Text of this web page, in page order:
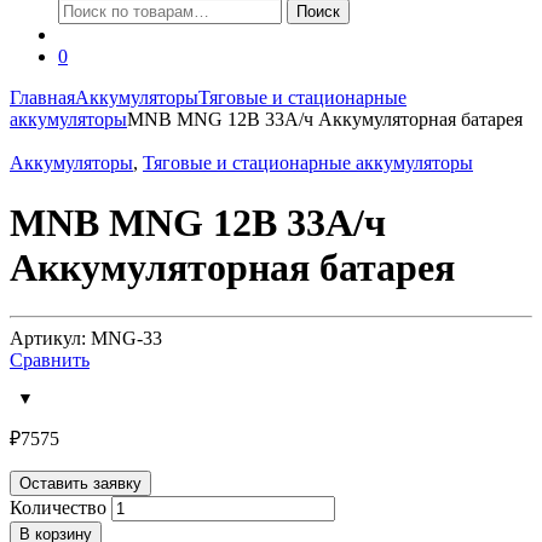
Искать:
Поиск
0
ГлавнаяАккумуляторыТяговые и стационарные
аккумуляторыMNB MNG 12В 33А/ч Аккумуляторная батарея
Аккумуляторы, Тяговые и стационарные аккумуляторы
MNB MNG 12В 33А/ч
Аккумуляторная батарея
Артикул: MNG-33
Сравнить
₽7575
Оставить заявку
Количество
В корзину